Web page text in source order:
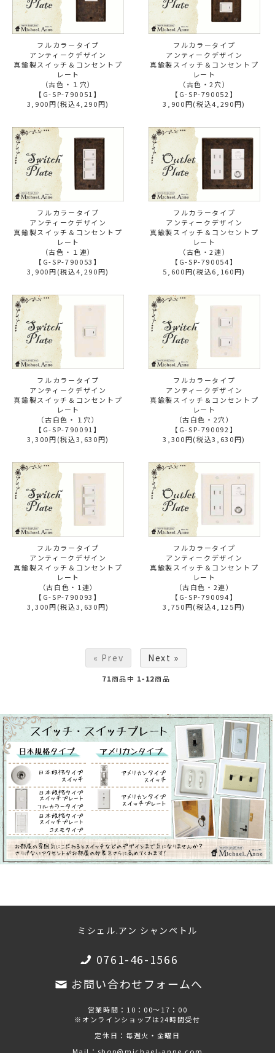
フルカラータイプ
アンティークデザイン
真鍮製スイッチ＆コンセントプ
レート
（古色・１穴）
【G-SP-790051】
3,900円(税込4,290円)
フルカラータイプ
アンティークデザイン
真鍮製スイッチ＆コンセントプ
レート
（古色・2穴）
【G-SP-790052】
3,900円(税込4,290円)
フルカラータイプ
アンティークデザイン
真鍮製スイッチ＆コンセントプ
レート
（古色・１連）
【G-SP-790053】
3,900円(税込4,290円)
フルカラータイプ
アンティークデザイン
真鍮製スイッチ＆コンセントプ
レート
（古色・2連）
【G-SP-790054】
5,600円(税込6,160円)
フルカラータイプ
アンティークデザイン
真鍮製スイッチ＆コンセントプ
レート
（古白色・１穴）
【G-SP-790091】
3,300円(税込3,630円)
フルカラータイプ
アンティークデザイン
真鍮製スイッチ＆コンセントプ
レート
（古白色・2穴）
【G-SP-790092】
3,300円(税込3,630円)
フルカラータイプ
アンティークデザイン
真鍮製スイッチ＆コンセントプ
レート
（古白色・1連）
【G-SP-790093】
3,300円(税込3,630円)
フルカラータイプ
アンティークデザイン
真鍮製スイッチ＆コンセントプ
レート
（古白色・2連）
【G-SP-790094】
3,750円(税込4,125円)
« Prev Next »
71商品中 1-12商品
ミシェル.アン シャンペトル
0761-46-1566
お問い合わせフォームへ
営業時間：10：00～17：00
※オンラインショップは24時間受付
定休日：毎週火・金曜日
Mail：shop@michael-anne.com